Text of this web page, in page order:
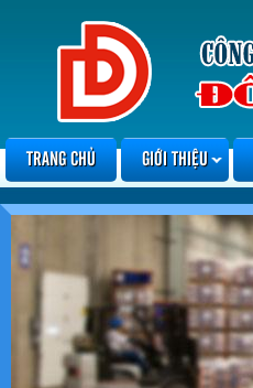
TRANG CHỦ GIỚI THIỆU